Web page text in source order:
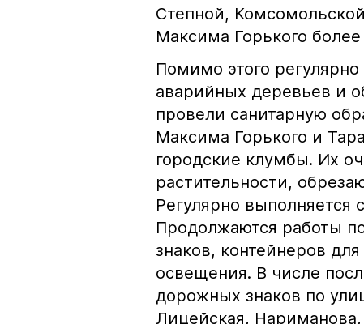
Степной,
Максима Горького
Помимо этого
аварийных деревьев и
провели санитарную
Максима Горького и
городские клумбы. Их
растительности,
Регулярно выполняется
Продолжаются работы
знаков, контейнеров
освещения. В числе
дорожных знаков по
Лицейская,